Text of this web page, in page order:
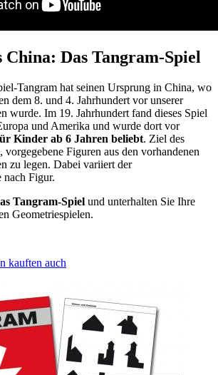
Das Tangram-Spiel
Tangram hat seinen Ursprung in China, wo
dem 8. und 4. Jahrhundert vor unserer
wurde. Im 19. Jahrhundert fand dieses Spiel
und Amerika und wurde dort vor
Kinder ab 6 Jahren beliebt. Ziel des
vorgegebene Figuren aus den vorhandenen
zu legen. Dabei variiert der
nach Figur.
Tangram-Spiel und unterhalten Sie Ihre
Geometriespielen.
kauften auch